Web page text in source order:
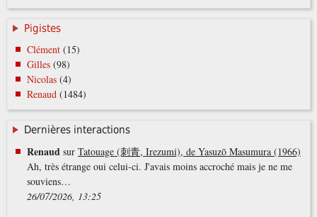
Pigistes
Clément(15)
Gilles(98)
Nicolas(4)
Renaud(1484)
Dernières interactions
Renaud sur Tatouage (刺青, Irezumi), de Yasuzō Masumura (1966)
Ah, très étrange oui celui-ci. J'avais moins accroché mais je ne me
souviens…
26/07/2026, 13:25